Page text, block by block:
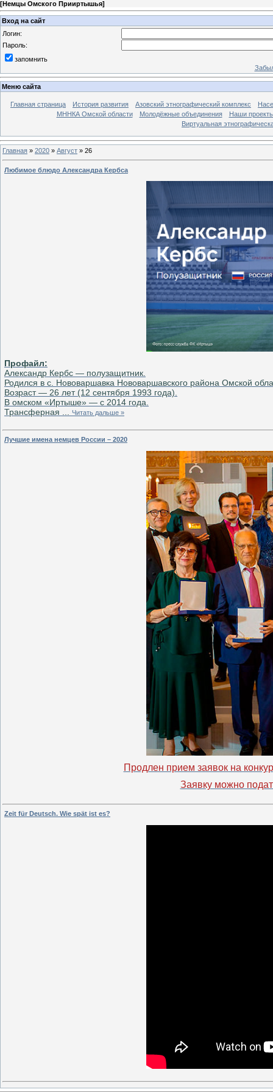
[Немцы Омского Прииртышья]
Вход на сайт
Логин:
Пароль:
запомнить
Меню сайта
Главная страница История развития Азовский этнографический комплекс
МННКА Омской области
Молодёжные объединения
Наши
Виртуальная
Главная » 2020 » Август » 26
Любимое блюдо Александра Кербса
Профайл:
Александр Кербс — полузащитник.
Родился в с. Нововаршавка Нововаршавского района Омской
Возраст — 26 лет (12 сентября 1993 года).
В омском «Иртыше» — с 2014 года.
Трансферная
Читать дальше »
Лучшие имена немцев России – 2020
Продлен прием заявок на
Заявку можно
Zeit für Deutsch. Wie spät ist es?